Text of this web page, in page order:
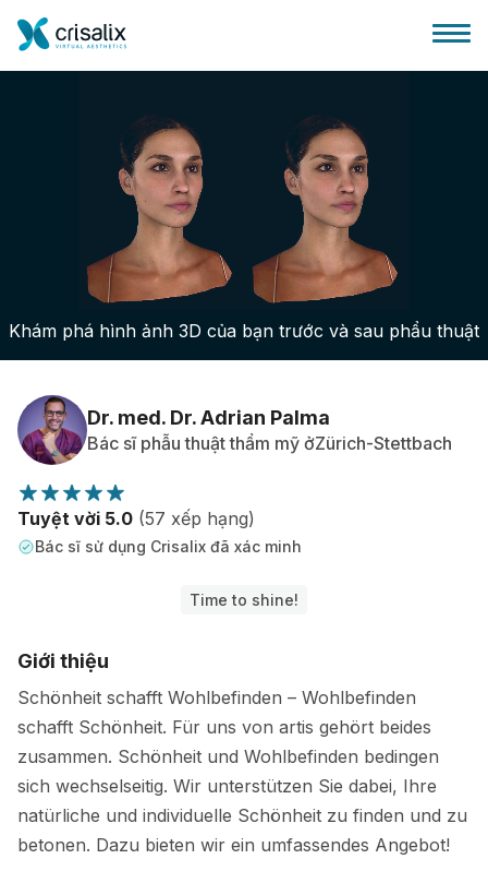
Bác sĩ phẫu thuật
Nền tảng kinh doanh 3D
Gói
Đánh giá của bệnh nhân
Khám phá hình ảnh 3D của bạn trước và sau phẩu thuật
Dr. med. Dr. Adrian Palma
Bác sĩ phẫu thuật thẩm mỹ ởZürich-Stettbach
Tuyệt vời 5.0 (57 xếp hạng)
Bác sĩ sử dụng Crisalix đã xác minh
Time to shine!
Giới thiệu
Schönheit schafft Wohlbefinden – Wohlbefinden
schafft Schönheit. Für uns von artis gehört beides
zusammen. Schönheit und Wohlbefinden bedingen
sich wechselseitig. Wir unterstützen Sie dabei, Ihre
natürliche und individuelle Schönheit zu finden und zu
betonen. Dazu bieten wir ein umfassendes Angebot!